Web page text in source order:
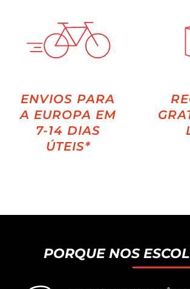
ENVIOS PARA
A EUROPA EM
7-14 DIAS
ÚTEIS*
PORQUE NOS